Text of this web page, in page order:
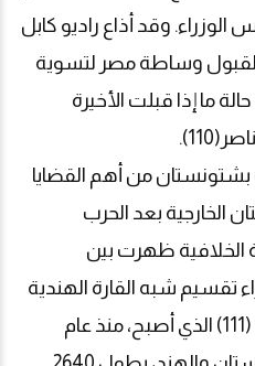
وقد أذاع راديو كابل
لقبول وساطة مصر لتسوية
ما إذا قبلت الأخيرة
من أهم القضايا
الخارجية بعد الحرب
الخلافية ظهرت بين
تقسيم شبه القارة الهندية
بموجب خط ديوراند الحدودي (111) الذي أصبح، منذ عام